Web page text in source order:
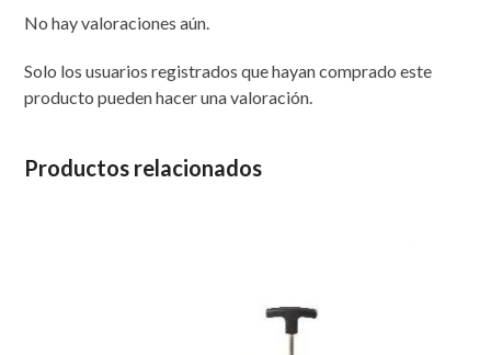
No hay valoraciones aún.
Solo los usuarios registrados que hayan comprado este
producto pueden hacer una valoración.
Productos relacionados